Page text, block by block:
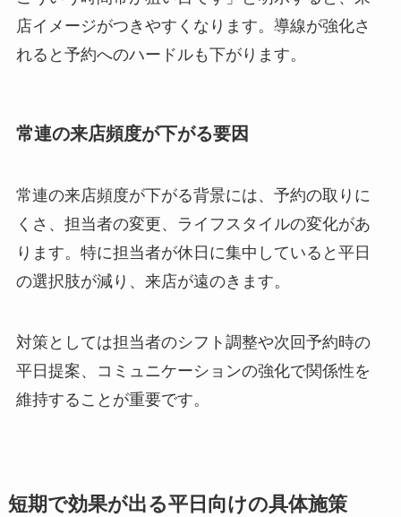
店イメージがつきやすくなります。導線が強化さ
れると予約へのハードルも下がります。
常連の来店頻度が下がる要因
常連の来店頻度が下がる背景には、予約の取りに
くさ、担当者の変更、ライフスタイルの変化があ
ります。特に担当者が休日に集中していると平日
の選択肢が減り、来店が遠のきます。
対策としては担当者のシフト調整や次回予約時の
平日提案、コミュニケーションの強化で関係性を
維持することが重要です。
短期で効果が出る平日向けの具体施策